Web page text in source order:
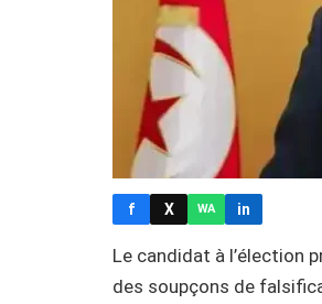
f X WA in
Le candidat à l’élection
des soupçons de